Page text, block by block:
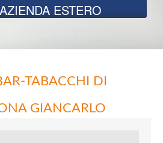
AZIENDA ESTERO
TABACCHI DI
GIANCARLO